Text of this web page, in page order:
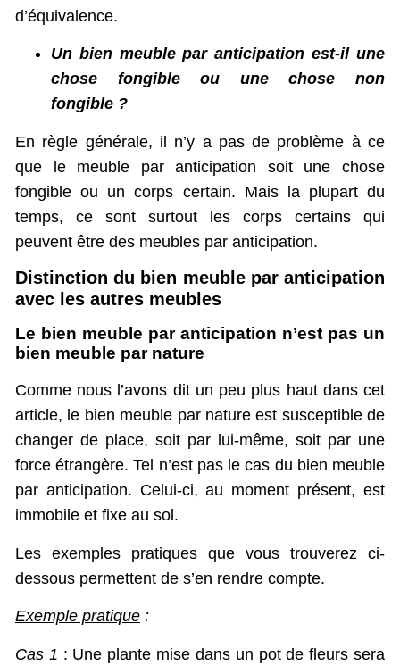
d’équivalence.
Un bien meuble par anticipation est-il une
chose fongible ou une chose non
fongible ?
En règle générale, il n’y a pas de problème à ce
que le meuble par anticipation soit une chose
fongible ou un corps certain. Mais la plupart du
temps, ce sont surtout les corps certains qui
peuvent être des meubles par anticipation.
Distinction du bien meuble par anticipation
avec les autres meubles
Le bien meuble par anticipation n’est pas un
bien meuble par nature
Comme nous l’avons dit un peu plus haut dans cet
article, le bien meuble par nature est susceptible de
changer de place, soit par lui-même, soit par une
force étrangère. Tel n’est pas le cas du bien meuble
par anticipation. Celui-ci, au moment présent, est
immobile et fixe au sol.
Les exemples pratiques que vous trouverez ci-
dessous permettent de s’en rendre compte.
Exemple pratique :
Cas 1 : Une plante mise dans un pot de fleurs sera